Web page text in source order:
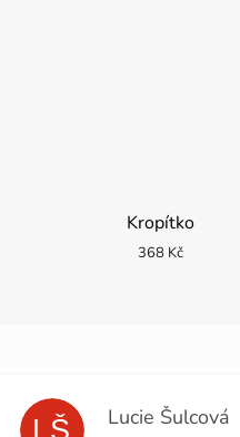
Kropítko
368 Kč
LŠ Lucie Šulcová